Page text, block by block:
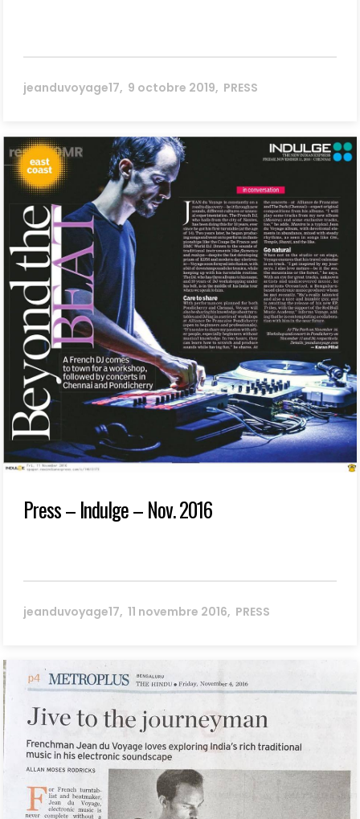
jeanduvoyage17 9 octobre 2019 PRESS
Press – Indulge – Nov. 2016
jeanduvoyage17 11 novembre 2016 PRESS